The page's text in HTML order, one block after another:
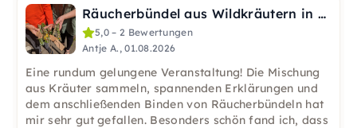
Räucherbündel aus Wildkräutern in Hamburg
5,0 – 2 Bewertungen
Antje A., 01.08.2026
Eine rundum gelungene Veranstaltung! Die Mischung
aus Kräuter sammeln, spannenden Erklärungen und
dem anschließenden Binden von Räucherbündeln hat
mir sehr gut gefallen. Besonders schön fand ich, dass